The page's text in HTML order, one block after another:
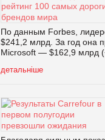
По данным Forbes,
$241,2 млрд. За год она
Microsoft — $162,9 млрд
детальніше